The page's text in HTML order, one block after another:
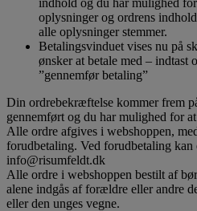
oplysninger og ordrens
alle oplysninger stemmer.
Betalingsvinduet vises nu på
ønsker at betale med – indtast
”gennemfør betaling”
Din ordrebekræftelse kommer frem
gennemført og du har mulighed for
Alle ordre afgives i webshoppen,
forudbetaling. Ved forudbetaling kan
info@risumfeldt.dk
Alle ordre i webshoppen bestilt af
alene indgås af forældre eller andre
eller den unges vegne.